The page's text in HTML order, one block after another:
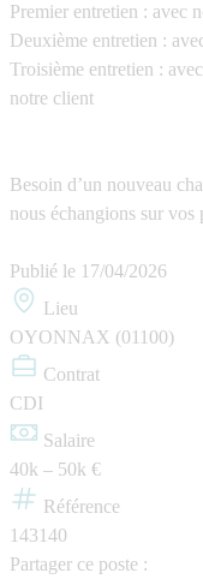
Premier entretien : avec
Deuxième entretien :
Troisième entretien :
notre client
Besoin d’un nouveau
nous échangions sur vos
Publié le 17/04/2026
Lieu
OYONNAX (01100)
Contrat
CDI
Salaire
40k – 50k €
Référence
143140
Partager ce poste :